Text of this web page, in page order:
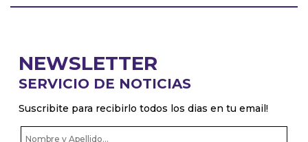
NEWSLETTER
SERVICIO DE NOTICIAS
Suscribite para recibirlo todos los dias en tu email!